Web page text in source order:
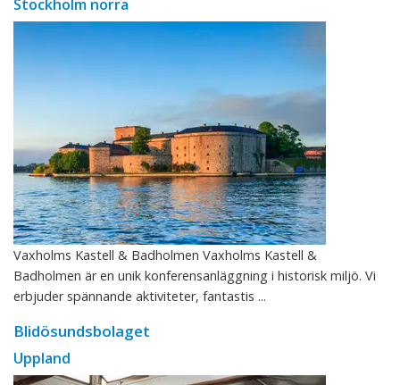
Stockholm norra
Vaxholms Kastell & Badholmen Vaxholms Kastell &
Badholmen är en unik konferensanläggning i historisk miljö. Vi
erbjuder spännande aktiviteter, fantastis ...
Blidösundsbolaget
Uppland